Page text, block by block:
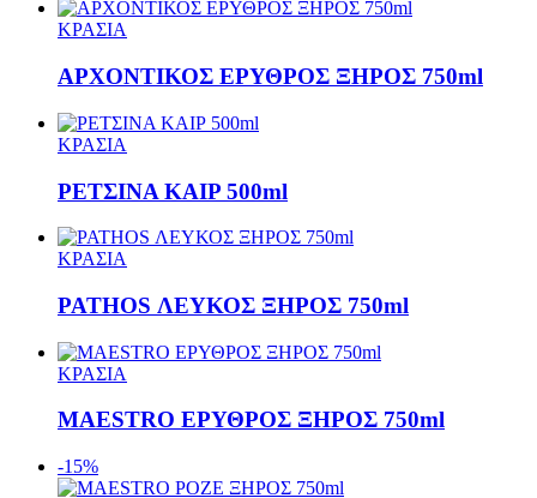
ΚΡΑΣΙΑ
ΑΡΧΟΝΤΙΚΟΣ ΕΡΥΘΡΟΣ ΞΗΡΟΣ 750ml
ΚΡΑΣΙΑ
ΡΕΤΣΙΝΑ ΚΑΙΡ 500ml
ΚΡΑΣΙΑ
PATHOS ΛΕΥΚΟΣ ΞΗΡΟΣ 750ml
ΚΡΑΣΙΑ
MAESTRO ΕΡΥΘΡΟΣ ΞΗΡΟΣ 750ml
-15%